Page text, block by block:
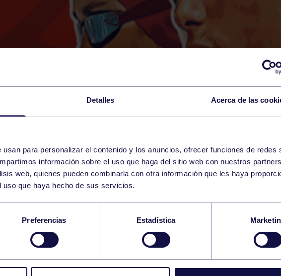
Detalles Acerca de las
para personalizar el contenido y los anuncios, ofrecer funciones de redes
información sobre el uso que haga del sitio web con nuestros
web, quienes pueden combinarla con otra información que les haya
que haya hecho de sus servicios.
Preferencias Estadística
FRIDAY
JANUARY
09:00 h GIJÓN (SANTA OLAYA)
INVIERNO
ABSOLUTO